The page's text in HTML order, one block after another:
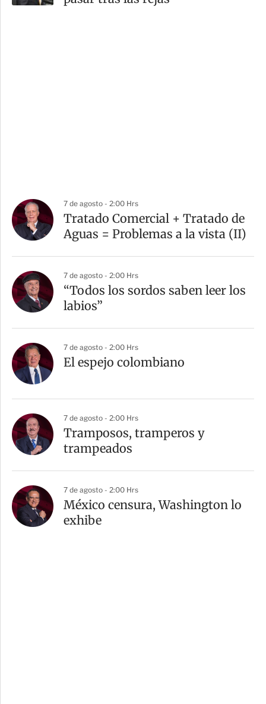
7 de agosto - 2:00 Hrs
Tratado Comercial + Tratado de
Aguas = Problemas a la vista (II)
7 de agosto - 2:00 Hrs
“Todos los sordos saben leer los
labios”
7 de agosto - 2:00 Hrs
El espejo colombiano
7 de agosto - 2:00 Hrs
Tramposos, tramperos y
trampeados
7 de agosto - 2:00 Hrs
México censura, Washington lo
exhibe